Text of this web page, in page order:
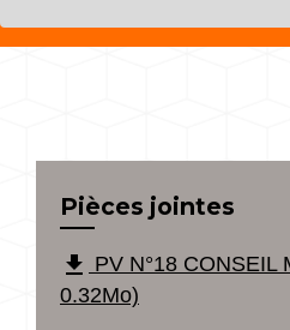
Pièces jointes
file_download PV N°18 CONSEIL
0.32Mo)